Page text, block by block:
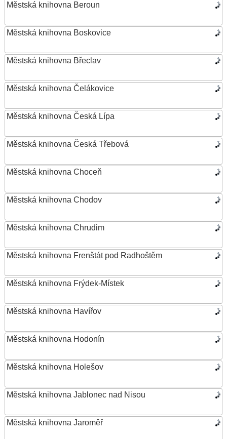
Městská knihovna Beroun
Městská knihovna Boskovice
Městská knihovna Břeclav
Městská knihovna Čelákovice
Městská knihovna Česká Lípa
Městská knihovna Česká Třebová
Městská knihovna Choceň
Městská knihovna Chodov
Městská knihovna Chrudim
Městská knihovna Frenštát pod Radhoštěm
Městská knihovna Frýdek-Místek
Městská knihovna Havířov
Městská knihovna Hodonín
Městská knihovna Holešov
Městská knihovna Jablonec nad Nisou
Městská knihovna Jaroměř